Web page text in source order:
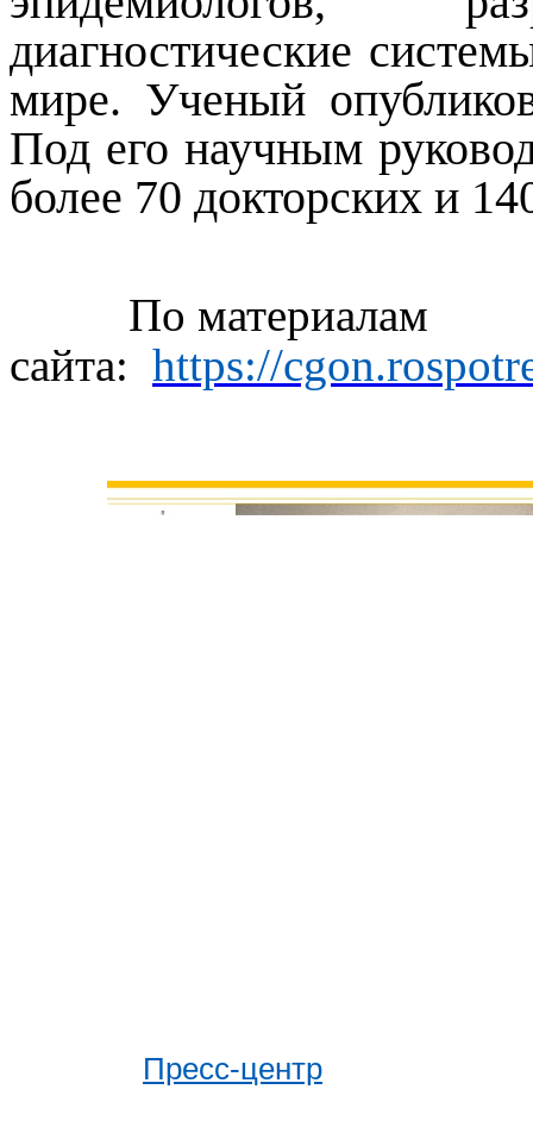
диагностические
мире. Ученый
Под его научным
более 70 докторских и
По материалам
сайта: https://
Пресс-центр